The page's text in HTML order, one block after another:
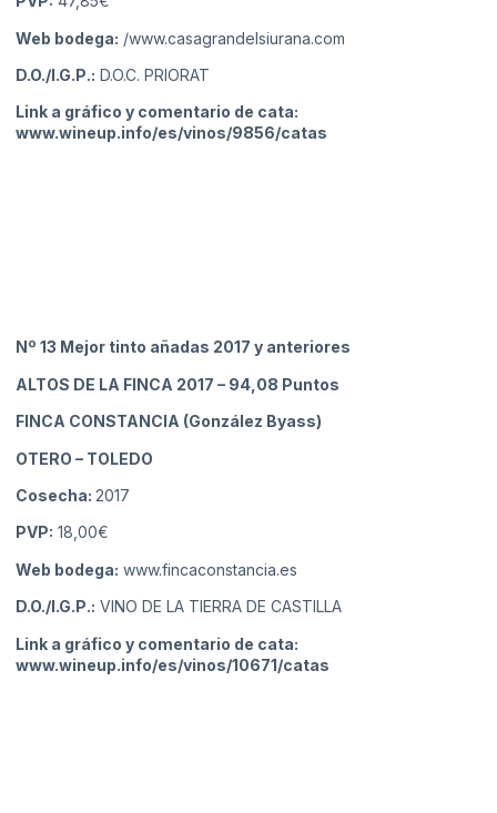
Web bodega: /www.casagrandelsiurana.com
D.O./I.G.P.: D.O.C. PRIORAT
Link a gráfico y comentario de cata:
www.wineup.info/es/vinos/9856/catas
Nº 13 Mejor tinto añadas 2017 y anteriores
ALTOS DE LA FINCA 2017 – 94,08 Puntos
FINCA CONSTANCIA (González Byass)
OTERO – TOLEDO
Cosecha: 2017
PVP: 18,00€
Web bodega: www.fincaconstancia.es
D.O./I.G.P.: VINO DE LA TIERRA DE CASTILLA
Link a gráfico y comentario de cata:
www.wineup.info/es/vinos/10671/catas